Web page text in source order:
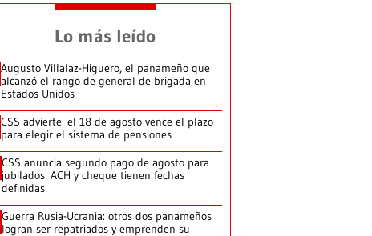
Lo más leído
Augusto Villalaz-Higuero, el panameño que
alcanzó el rango de general de brigada en
Estados Unidos
CSS advierte: el 18 de agosto vence el plazo
para elegir el sistema de pensiones
CSS anuncia segundo pago de agosto para
jubilados: ACH y cheque tienen fechas
definidas
Guerra Rusia-Ucrania: otros dos panameños
logran ser repatriados y emprenden su